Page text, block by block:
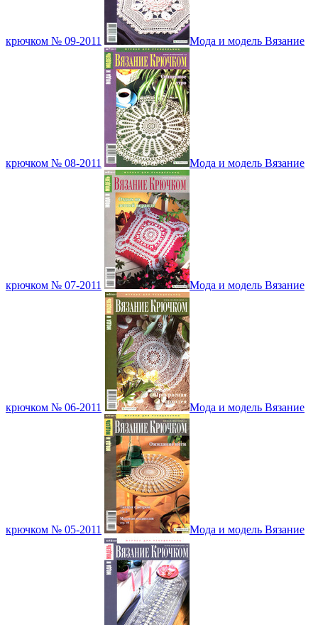
крючком № 09-2011 Мода и модель Вязание
крючком № 08-2011 Мода и модель Вязание
крючком № 07-2011 Мода и модель Вязание
крючком № 06-2011 Мода и модель Вязание
крючком № 05-2011 Мода и модель Вязание